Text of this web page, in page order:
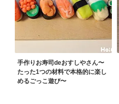
手作りお寿司deおすしやさん〜
たった1つの材料で本格的に楽し
めるごっこ遊び〜